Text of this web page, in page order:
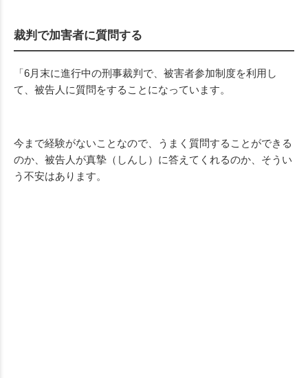
裁判で加害者に質問する
「6月末に進行中の刑事裁判で、被害者参加制度を利用し
て、被告人に質問をすることになっています。
今まで経験がないことなので、うまく質問することができる
のか、被告人が真摯（しんし）に答えてくれるのか、そうい
う不安はあります。